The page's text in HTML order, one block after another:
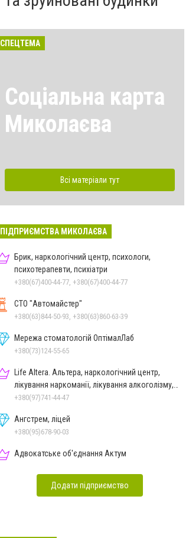
СПЕЦТЕМА
Соціальна карта
Миколаєва
Всі матеріали тут
ПІДПРИЄМСТВА МИКОЛАЄВА
Брик, наркологічний центр, психологи,
психотерапевти, психіатри
+380(67)400-44-77, +380(67)400-44-77
СТО "Автомайстер"
+380(63)844-50-93, +380(63)860-63-39
Мережа стоматологій ОптімалЛаб
+380(73)124-55-65
Life Altera. Альтера, наркологічний центр,
лікування наркоманії, лікування алкоголізму,
зняття ломки
+380(97)741-44-47
Ангстрем, ліцей
+380(95)678-90-03
Адвокатське об'єднання Актум
Додати підприємство